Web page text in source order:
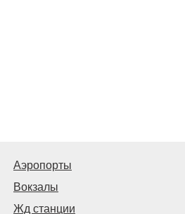
Аэропорты
Вокзалы
Жд станции